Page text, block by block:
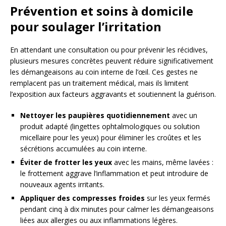
Prévention et soins à domicile
pour soulager l’irritation
En attendant une consultation ou pour prévenir les récidives,
plusieurs mesures concrètes peuvent réduire significativement
les démangeaisons au coin interne de l’œil. Ces gestes ne
remplacent pas un traitement médical, mais ils limitent
l’exposition aux facteurs aggravants et soutiennent la guérison.
Nettoyer les paupières quotidiennement avec un
produit adapté (lingettes ophtalmologiques ou solution
micellaire pour les yeux) pour éliminer les croûtes et les
sécrétions accumulées au coin interne.
Éviter de frotter les yeux avec les mains, même lavées :
le frottement aggrave l’inflammation et peut introduire de
nouveaux agents irritants.
Appliquer des compresses froides sur les yeux fermés
pendant cinq à dix minutes pour calmer les démangeaisons
liées aux allergies ou aux inflammations légères.